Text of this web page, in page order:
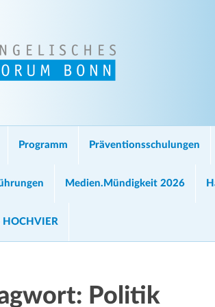
Programm Präventionsschulungen
Medien.Mündigkeit 2026
Politik